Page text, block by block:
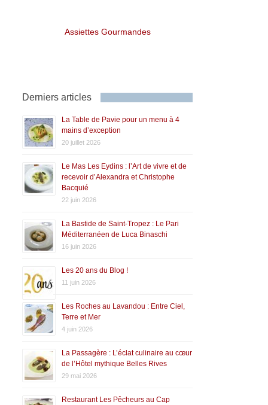
Assiettes Gourmandes
Derniers articles
La Table de Pavie pour un menu à 4
mains d’exception
20 juillet 2026
Le Mas Les Eydins : l’Art de vivre et de
recevoir d’Alexandra et Christophe
Bacquié
22 juin 2026
La Bastide de Saint-Tropez : Le Pari
Méditerranéen de Luca Binaschi
16 juin 2026
Les 20 ans du Blog !
11 juin 2026
Les Roches au Lavandou : Entre Ciel,
Terre et Mer
4 juin 2026
La Passagère : L’éclat culinaire au cœur
de l’Hôtel mythique Belles Rives
29 mai 2026
Restaurant Les Pêcheurs au Cap